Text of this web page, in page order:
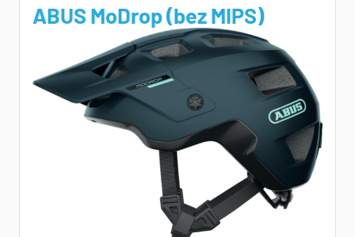
ABUS MoDrop (bez MIPS)